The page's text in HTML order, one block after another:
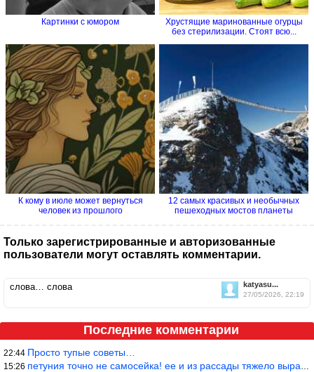
Картинки с юмором
Хрустящие маринованные огурцы
без стерилизации. Стоят всю...
К кому в июле может вернуться
человек из прошлого
12 самых красивых и необычных
пешеходных мостов планеты
Только зарегистрированные и авторизованные
пользователи могут оставлять комментарии.
katyasu...
27/05/2026, 22:19
слова… слова
Последние комментарии
22:44 Просто тупые советы…
15:26 петуния точно не самосейка! ее и из рассады тяжело вырастить!